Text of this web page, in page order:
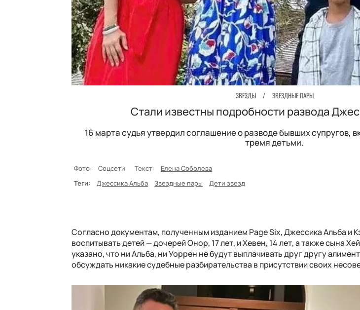
ЗВЕЗДЫ / ЗВЕЗДНЫЕ ПАРЫ
Стали известны подробности развода
16 марта судья утвердил соглашение о разводе бывших супругов,
тремя детьми.
Фото: Соцсети Текст: Елена Соболева
Теги:
Джессика Альба Звездные пары Дети звезд
Согласно документам, полученным изданием Page Six, Джессика Альба и
воспитывать детей — дочерей Онор, 17 лет, и Хевен, 14 лет, а также сына
указано, что ни Альба, ни Уоррен не будут выплачивать друг другу
обсуждать никакие судебные разбирательства в присутствии своих